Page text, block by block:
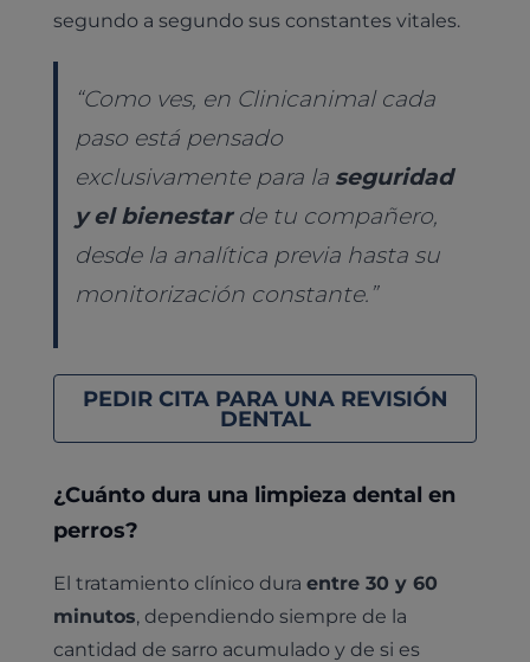
segundo a segundo sus constantes vitales.
“Como ves, en Clinicanimal cada
paso está pensado
exclusivamente para la seguridad
y el bienestar de tu compañero,
desde la analítica previa hasta su
monitorización constante.”
PEDIR CITA PARA UNA REVISIÓN
DENTAL
¿Cuánto dura una limpieza dental en
perros?
El tratamiento clínico dura entre 30 y 60
minutos, dependiendo siempre de la
cantidad de sarro acumulado y de si es